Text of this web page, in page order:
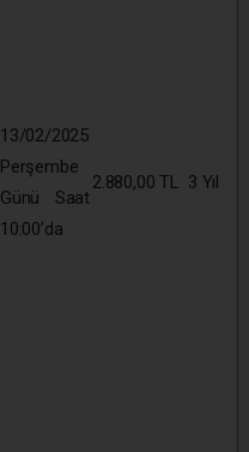
13/02/2025
Perşembe
Günü Saat
10:00’da
2.880,00 TL 3 Yıl